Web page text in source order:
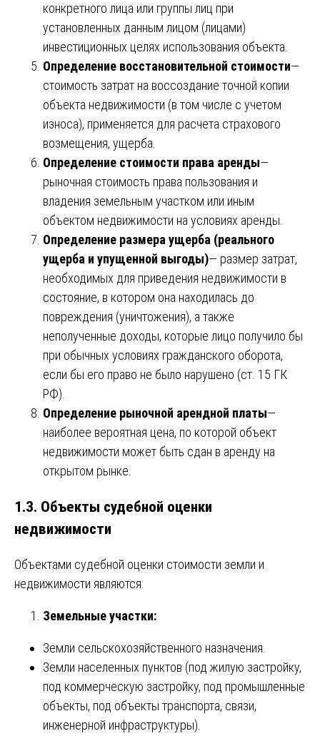
конкретного лица или группы лиц при
установленных данным лицом (лицами)
инвестиционных целях использования объекта.
Определение восстановительной стоимости—
стоимость затрат на воссоздание точной копии
объекта недвижимости (в том числе с учетом
износа), применяется для расчета страхового
возмещения, ущерба.
Определение стоимости права аренды—
рыночная стоимость права пользования и
владения земельным участком или иным
объектом недвижимости на условиях аренды.
Определение размера ущерба (реального
ущерба и упущенной выгоды)— размер затрат,
необходимых для приведения недвижимости в
состояние, в котором она находилась до
повреждения (уничтожения), а также
неполученные доходы, которые лицо получило бы
при обычных условиях гражданского оборота,
если бы его право не было нарушено (ст. 15 ГК
РФ).
Определение рыночной арендной платы—
наиболее вероятная цена, по которой объект
недвижимости может быть сдан в аренду на
открытом рынке.
1.3. Объекты судебной оценки
недвижимости
Объектами судебной оценки стоимости земли и
недвижимости являются:
Земельные участки:
Земли сельскохозяйственного назначения.
Земли населенных пунктов (под жилую застройку,
под коммерческую застройку, под промышленные
объекты, под объекты транспорта, связи,
инженерной инфраструктуры).